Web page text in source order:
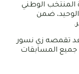
المنتخب الوطني
ضمن
بعد تقمصه زي نسور
74 مباراة في جميع المسابقات